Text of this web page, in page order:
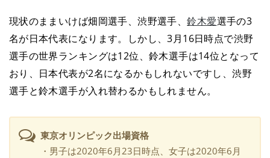
現状のままいけば畑岡選手、渋野選手、鈴木愛選手の3
名が日本代表になります。しかし、3月16日時点で渋野
選手の世界ランキングは12位、鈴木選手は14位となって
おり、日本代表が2名になるかもしれないですし、渋野
選手と鈴木選手が入れ替わるかもしれません。
東京オリンピック出場資格
・男子は2020年6月23日時点、女子は2020年6月